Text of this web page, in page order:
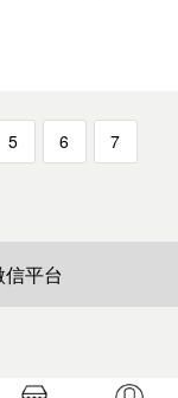
5 6 7
信平台